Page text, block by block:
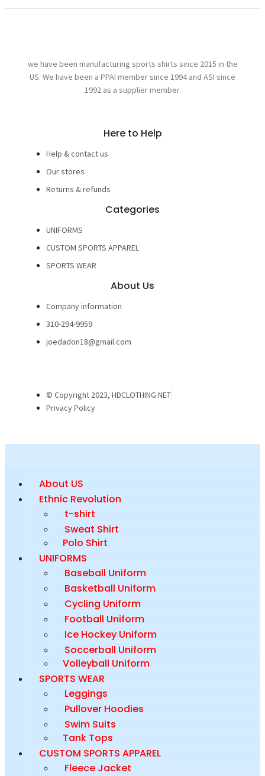
we have been manufacturing sports shirts since 2015 in the
US. We have been a PPAI member since 1994 and ASI since
1992 as a supplier member.
Here to Help
Help & contact us
Our stores
Returns & refunds
Categories
UNIFORMS
CUSTOM SPORTS APPAREL
SPORTS WEAR
About Us
Company information
310-294-9959
joedadon18@gmail.com
© Copyright 2023, HDCLOTHING.NET
Privacy Policy
About US
Ethnic Revolution
t-shirt
Sweat Shirt
Polo Shirt
UNIFORMS
Baseball Uniform
Basketball Uniform
Cycling Uniform
Football Uniform
Ice Hockey Uniform
Soccerball Uniform
Volleyball Uniform
SPORTS WEAR
Leggings
Pullover Hoodies
Swim Suits
Tank Tops
CUSTOM SPORTS APPAREL
Fleece Jacket